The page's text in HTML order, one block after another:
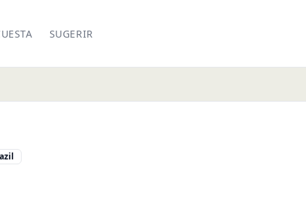
SUGERIR
nuvini